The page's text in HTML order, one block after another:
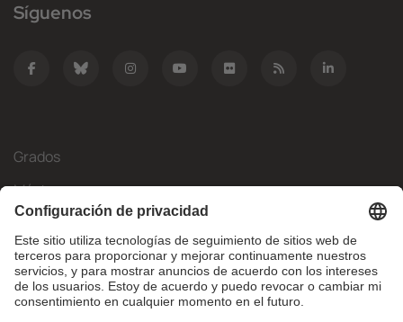
Síguenos
Grados
Másteres
Movilidad Internacional
Investigación
Empresa